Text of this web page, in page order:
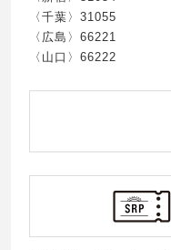
〈千葉〉31055
〈広島〉66221
〈山口〉66222